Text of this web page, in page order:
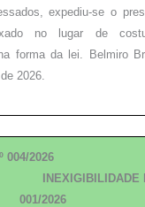
expediu-se o
no lugar de
forma da lei. Belmiro
2026.
Nº 004/
001/2026